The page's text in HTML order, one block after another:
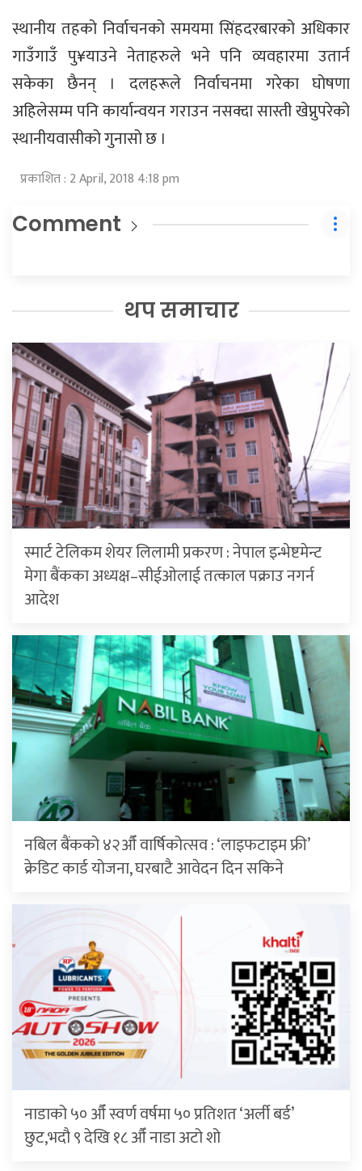
स्थानीय तहको निर्वाचनको समयमा सिंहदरबारको अधिकार
गाउँगाउँ पु¥याउने नेताहरुले भने पनि व्यवहारमा उतार्न
सकेका छैनन् । दलहरूले निर्वाचनमा गरेका घोषणा
अहिलेसम्म पनि कार्यान्वयन गराउन नसक्दा सास्ती खेप्नुपरेको
स्थानीयवासीको गुनासो छ ।
प्रकाशित : 2 April, 2018 4:18 pm
Comment
थप समाचार
स्मार्ट टेलिकम शेयर लिलामी प्रकरण : नेपाल इन्भेष्टमेन्ट
मेगा बैंकका अध्यक्ष–सीईओलाई तत्काल पक्राउ नगर्न
आदेश
नबिल बैंकको ४२औँ वार्षिकोत्सव : ‘लाइफटाइम फ्री’
क्रेडिट कार्ड योजना, घरबाटै आवेदन दिन सकिने
नाडाको ५० औँ स्वर्ण वर्षमा ५० प्रतिशत ‘अर्ली बर्ड’
छुट,भदौ ९ देखि १८ औँ नाडा अटो शो